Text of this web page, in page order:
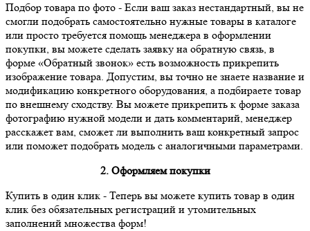
Подбор товара по фото - Если ваш заказ нестандартный, вы не
смогли подобрать самостоятельно нужные товары в каталоге
или просто требуется помощь менеджера в оформлении
покупки, вы можете сделать заявку на обратную связь, в
форме «Обратный звонок» есть возможность прикрепить
изображение товара. Допустим, вы точно не знаете название и
модификацию конкретного оборудования, а подбираете товар
по внешнему сходству. Вы можете прикрепить к форме заказа
фотографию нужной модели и дать комментарий, менеджер
расскажет вам, сможет ли выполнить ваш конкретный запрос
или поможет подобрать модель с аналогичными параметрами.
2. Оформляем покупки
Купить в один клик - Теперь вы можете купить товар в один
клик без обязательных регистраций и утомительных
заполнений множества форм!